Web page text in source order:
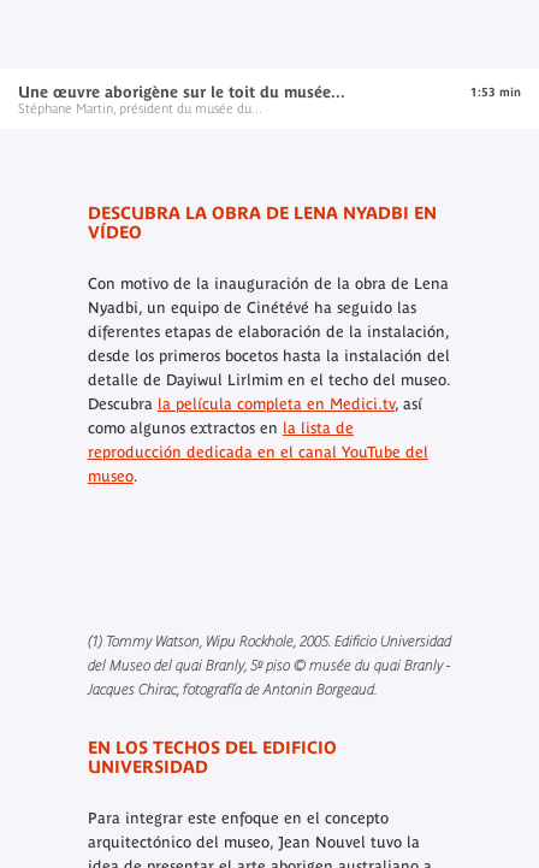
Une œuvre aborigène sur le toit du musée...
Stéphane Martin, président du musée du...
1:53 min
DESCUBRA LA OBRA DE LENA NYADBI EN
VÍDEO
Con motivo de la inauguración de la obra de Lena
Nyadbi, un equipo de Cinétévé ha seguido las
diferentes etapas de elaboración de la instalación,
desde los primeros bocetos hasta la instalación del
detalle de Dayiwul Lirlmim en el techo del museo.
Descubra la película completa en Medici.tv, así
como algunos extractos en la lista de
reproducción dedicada en el canal YouTube del
museo.
(1) Tommy Watson, Wipu Rockhole, 2005. Edificio Universidad
del Museo del quai Branly, 5º piso © musée du quai Branly -
Jacques Chirac, fotografía de Antonin Borgeaud.
EN LOS TECHOS DEL EDIFICIO
UNIVERSIDAD
Para integrar este enfoque en el concepto
arquitectónico del museo, Jean Nouvel tuvo la